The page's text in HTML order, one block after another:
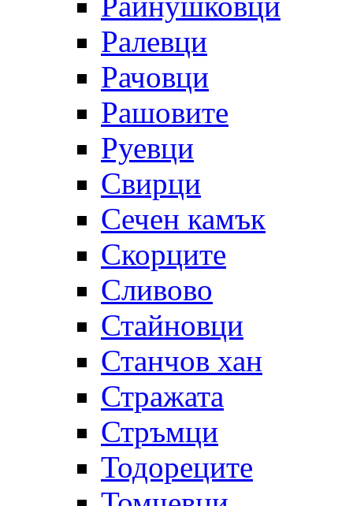
Ралевци
Рачовци
Рашовите
Руевци
Свирци
Сечен камък
Скорците
Сливово
Стайновци
Станчов хан
Стражата
Стръмци
Тодореците